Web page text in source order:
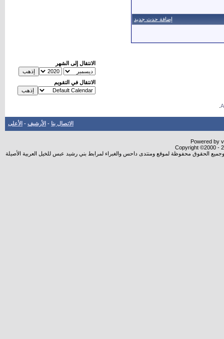
إضافة حدث جديد
الانتقال إلى الشهر
الانتقال في التقويم
الاتصال بنا - الأرشيف - الأعلى
Powered by
Copyright ©2000 -
الحقوق محفوظة لموقع ومنتدى داحس والغبراء لمرابط بني رشيد عبس للخيل العربية الأصيلة